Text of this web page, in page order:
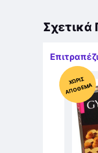
Σχετικά
Χ
ΩΡΊΣ
Α
Π
Ό
ΘΕ
ΜΑ